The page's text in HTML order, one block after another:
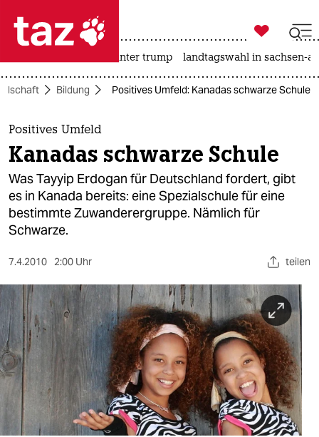
 taz zahl ich
taz zahl ich
themen
politik
öko
gesellschaft
kultur
sport
berlin
nord
wahrheit
verlag

taz zahl ich
usa unter trump landtagswahl in sachsen-
Bildung Positives Umfeld: Kanadas schwarze Schule
Positives Umfeld
Kanadas schwarze Schule
Was Tayyip Erdogan für Deutschland fordert, gibt
es in Kanada bereits: eine Spezialschule für eine
bestimmte Zuwanderergruppe. Nämlich für
Schwarze.
7.4.2010 2:00 Uhr teilen